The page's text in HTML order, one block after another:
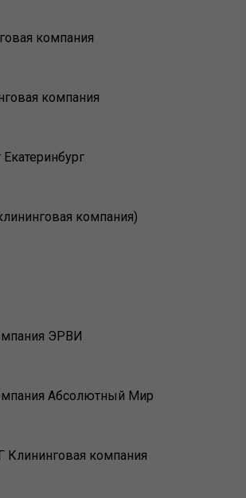
компания
компания
компания)
ЭРВИ
Абсолютный Мир
компания